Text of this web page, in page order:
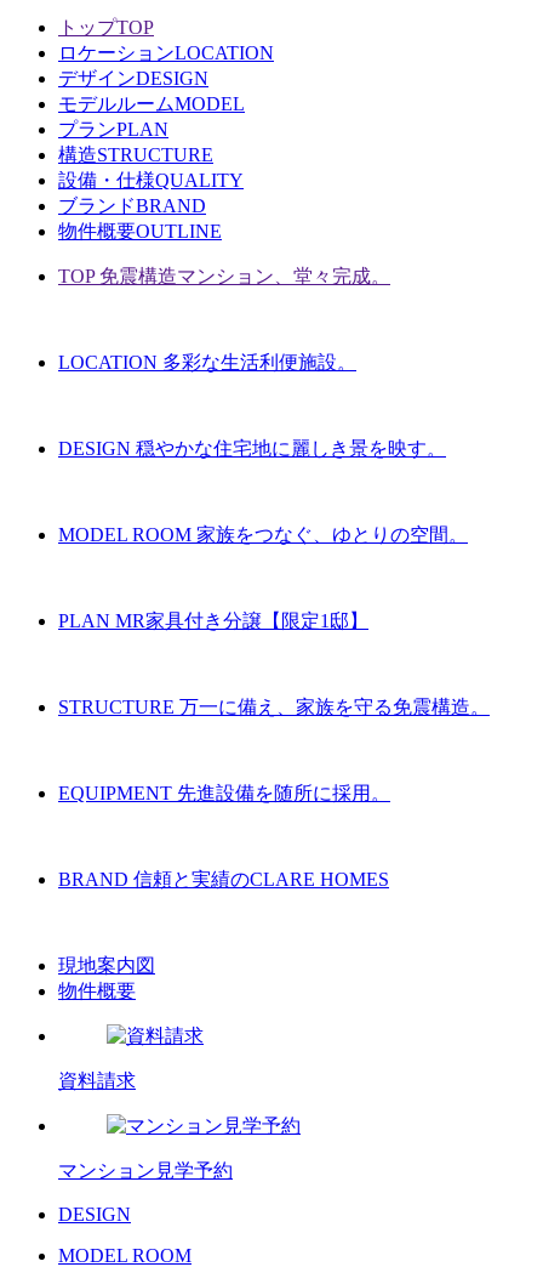
トップTOP
ロケーションLOCATION
デザインDESIGN
モデルルームMODEL
プランPLAN
構造STRUCTURE
設備・仕様QUALITY
ブランドBRAND
物件概要OUTLINE
TOP 免震構造マンション、堂々完成。
LOCATION 多彩な生活利便施設。
DESIGN 穏やかな住宅地に麗しき景を映す。
MODEL ROOM 家族をつなぐ、ゆとりの空間。
PLAN MR家具付き分譲【限定1邸】
STRUCTURE 万一に備え、家族を守る免震構造。
EQUIPMENT 先進設備を随所に採用。
BRAND 信頼と実績のCLARE HOMES
現地案内図
物件概要
資料請求
マンション見学予約
DESIGN
MODEL ROOM